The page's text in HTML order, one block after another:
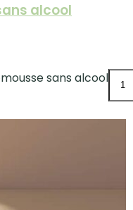
alcool
sans alcool